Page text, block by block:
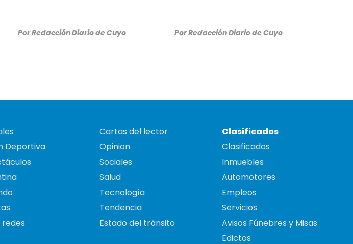
PorRedacción Diario de Cuyo PorRedacción Diario de Cuyo
Deportiva
redes
Cartas del lector
Opinion
Sociales
Salud
Tecnología
Tendencia
Estado del tránsito
Clasificados
Clasificados
Inmuebles
Automotores
Empleos
Servicios
Avisos Fúnebres y Misas
Edictos